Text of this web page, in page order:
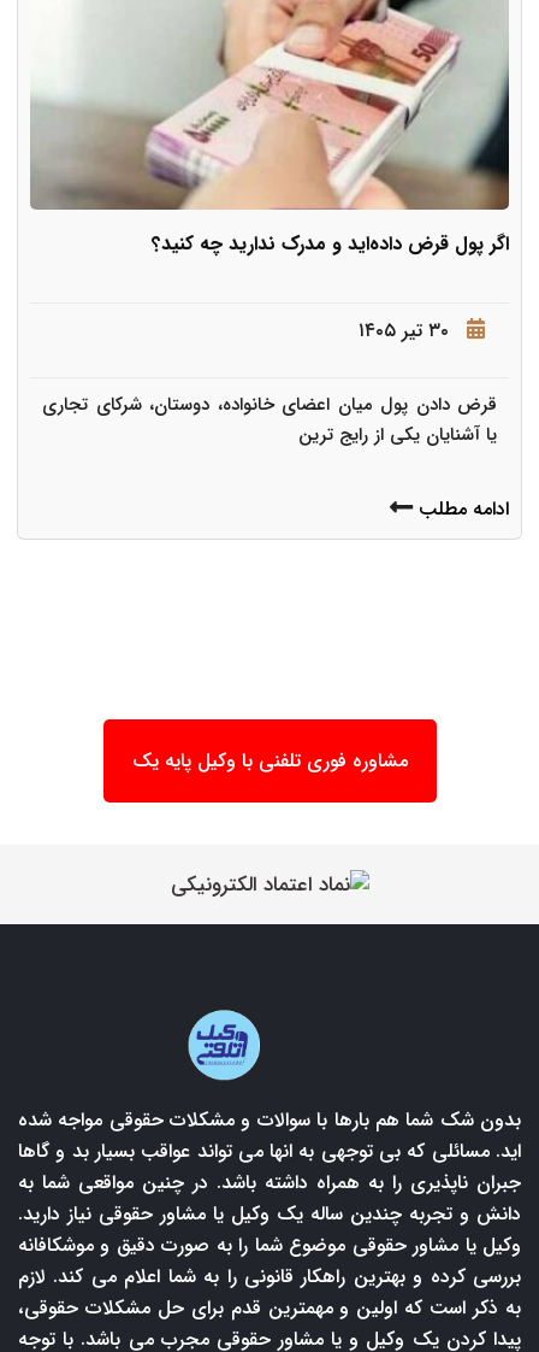
اگر پول قرض داده‌اید و مدرک ندارید چه کنید؟
۳۰ تیر ۱۴۰۵
قرض دادن پول میان اعضای خانواده، دوستان، شرکای تجاری
یا آشنایان یکی از رایج ترین
ادامه مطلب
مشاوره فوری تلفنی با وکیل پایه یک
بدون شک شما هم بارها با سوالات و مشکلات حقوقی مواجه شده
اید. مسائلی که بی توجهی به انها می تواند عواقب بسیار بد و گاها
جبران ناپذیری را به همراه داشته باشد. در چنین مواقعی شما به
دانش و تجربه چندین ساله یک وکیل یا مشاور حقوقی نیاز دارید.
وکیل یا مشاور حقوقی موضوع شما را به صورت دقیق و موشکافانه
بررسی کرده و بهترین راهکار قانونی را به شما اعلام می کند. لازم
به ذکر است که اولین و مهمترین قدم برای حل مشکلات حقوقی،
پیدا کردن یک وکیل و یا مشاور حقوقی مجرب می باشد. با توجه